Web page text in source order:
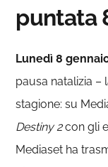
puntata
Lunedì 8
pausa natalizia –
stagione: su
Destiny 2con gli
Mediaset ha